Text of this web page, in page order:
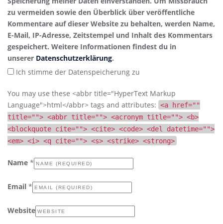
zu vermeiden sowie den Überblick über veröffentliche
Kommentare auf dieser Website zu behalten, werden Name,
E-Mail, IP-Adresse, Zeitstempel und Inhalt des Kommentars
gespeichert. Weitere Informationen findest du in
unserer Datenschutzerklärung.
Ich stimme der Datenspeicherung zu
You may use these <abbr title="HyperText Markup
Language">html</abbr> tags and attributes: <a href=""
title=""> <abbr title=""> <acronym title=""> <b>
<blockquote cite=""> <cite> <code> <del datetime="">
<em> <i> <q cite=""> <s> <strike> <strong>
Name *
Email *
Website